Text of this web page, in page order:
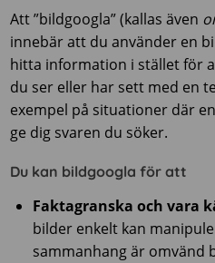
Att ”bildgoogla” (kallas även
innebär att du använder en
hitta information i stället för
du ser eller har sett med en
exempel på situationer där
ge dig svaren du söker.
Du kan bildgoogla för att
Faktagranska och vara
bilder enkelt kan
sammanhang är omvänd